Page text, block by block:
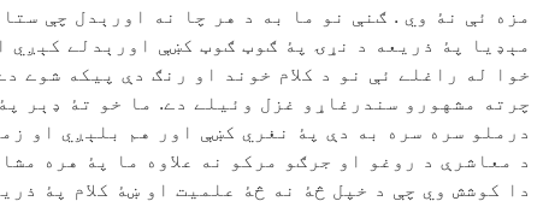
مزه ئې نۀ وي . ګنې نو ما به د هر چا نه اورېدل چې
مېډيا پۀ ذريعه د نړۍ پۀ ګوټ ګوټ کښې اورېدلے
خوا له راغلے ئې نو د کلام خوند او رنګ دې پيکه شوے
چرته مشهورو سندرغاړو غزل وئيلے دے. ما خو تۀ ډېر
درملو سره سره به دې پۀ نغري کښې اور هم بلېږي او
د معاشرې د روغو او جرګو مرکو نه علاوه ما پۀ هره
دا کوشش وي چې د خپل څۀ نه څۀ علميت او ښۀ کلام پۀ